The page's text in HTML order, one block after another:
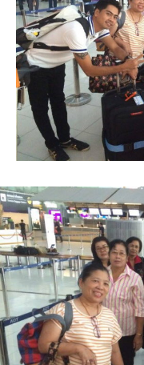
ตัวอย่างในประเทศ
โปรโมชั่นทัวร์
เรือดินเนอร์เจ้าพระ
รีวิวท่องเที่ยว
ติดต่อเรา